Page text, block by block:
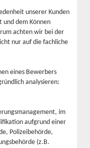
unserer Kunden
und dem Können
achten wir bei der
nur auf die fachliche
eines Bewerbers
analysieren:
im
aufgrund einer
Polizeibehörde,
(z.B.